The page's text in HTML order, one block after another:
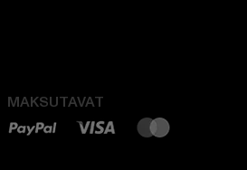
MAKSUTAVAT